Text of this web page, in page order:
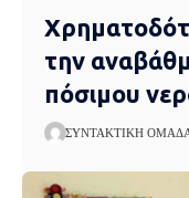
την
πόσιμου
ΣΥΝΤΑΚΤΙΚΉ